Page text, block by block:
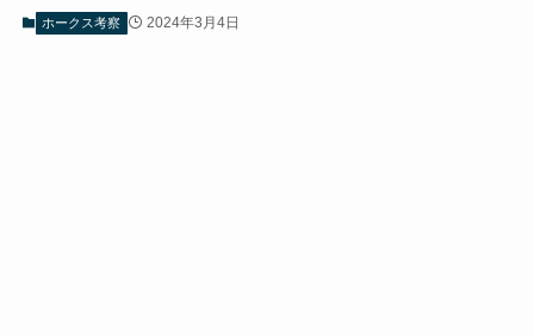
ホークス考察 2024年3月4日